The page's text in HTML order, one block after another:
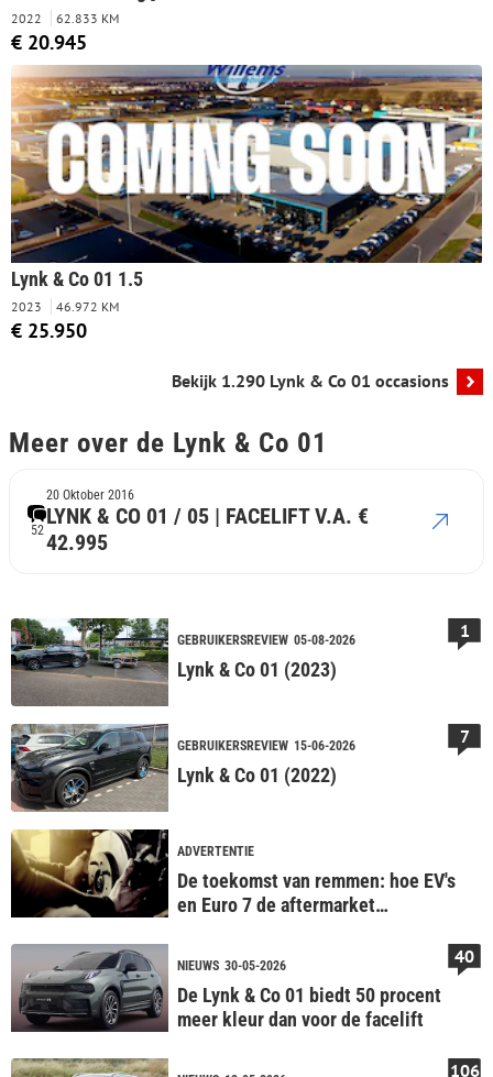
2022 62.833 KM
€ 20.945
Lynk & Co 01 1.5
2023 46.972 KM
€ 25.950
Bekijk 1.290 Lynk & Co 01 occasions
Meer over de Lynk & Co 01
52
LYNK & CO 01 / 05 | FACELIFT V.A. €
42.995
20 Oktober 2016
GEBRUIKERSREVIEW 05-08-2026
Lynk & Co 01 (2023)
1
GEBRUIKERSREVIEW 15-06-2026
Lynk & Co 01 (2022)
7
ADVERTENTIE
De toekomst van remmen: hoe EV's
en Euro 7 de aftermarket
NIEUWS 30-05-2026
De Lynk & Co 01 biedt 50 procent
meer kleur dan voor de facelift
40
106